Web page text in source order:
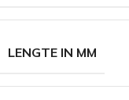
LENGTE IN MM